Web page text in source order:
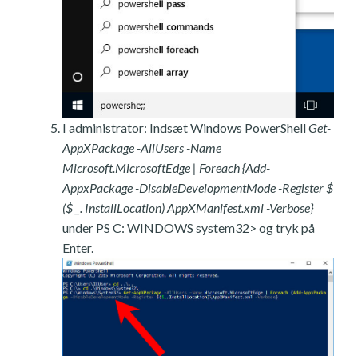
I administrator: Indsæt Windows PowerShellGet-
AppXPackage -AllUsers -Name
Microsoft.MicrosoftEdge | Foreach {Add-
AppxPackage -DisableDevelopmentMode -Register $
($ _. InstallLocation) AppXManifest.xml -Verbose}
under PS C: WINDOWS system32> og tryk på
Enter.